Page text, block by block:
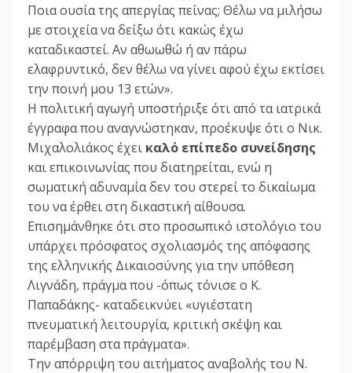
Ποια ουσία της απεργίας πείνας; Θέλω να μιλήσω
με στοιχεία να δείξω ότι κακώς έχω
καταδικαστεί. Αν αθωωθώ ή αν πάρω
ελαφρυντικό, δεν θέλω να γίνει αφού έχω εκτίσει
την ποινή μου 13 ετών».
Η πολιτική αγωγή υποστήριξε ότι από τα ιατρικά
έγγραφα που αναγνώστηκαν, προέκυψε ότι ο Νικ.
Μιχαλολιάκος έχει καλό επίπεδο συνείδησης
και επικοινωνίας που διατηρείται, ενώ η
σωματική αδυναμία δεν του στερεί το δικαίωμα
του να έρθει στη δικαστική αίθουσα.
Επισημάνθηκε ότι στο προσωπικό ιστολόγιο του
υπάρχει πρόσφατος σχολιασμός της απόφασης
της ελληνικής Δικαιοσύνης για την υπόθεση
Λιγνάδη, πράγμα που -όπως τόνισε ο Κ.
Παπαδάκης- καταδεικνύει «υγιέστατη
πνευματική λειτουργία, κριτική σκέψη και
παρέμβαση στα πράγματα».
Την απόρριψη του αιτήματος αναβολής του Ν.